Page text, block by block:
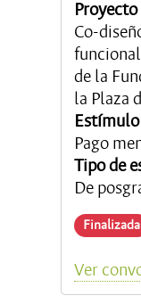
Proyecto
Co-
de la
la Plaza
Pago
Tipo de
De
Finalizada
Ver